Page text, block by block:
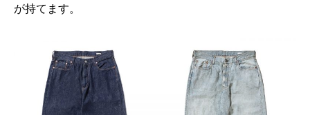
が持てます。